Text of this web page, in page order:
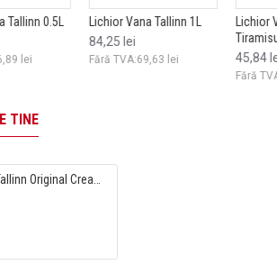
Vana Tallinn 1L
lei
TVA:69,63 lei
Lichior Vana Tallinn
Tiramisu Cream 0.5L
45,84 lei
Aperitiv Aperitivo Apery
45,53 lei
Aperitiv Aperitivo
49,19 lei
Fără TVA:40,65 lei
TINE